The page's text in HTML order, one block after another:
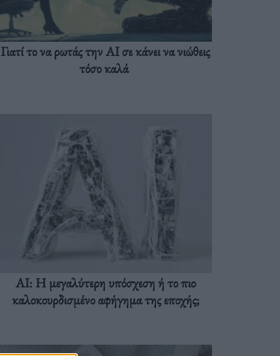
Γιατί το να ρωτάς την AI σε κάνει να νιώθεις
τόσο καλά
AI: Η μεγαλύτερη υπόσχεση ή το πιο
καλοκουρδισμένο αφήγημα της εποχής;